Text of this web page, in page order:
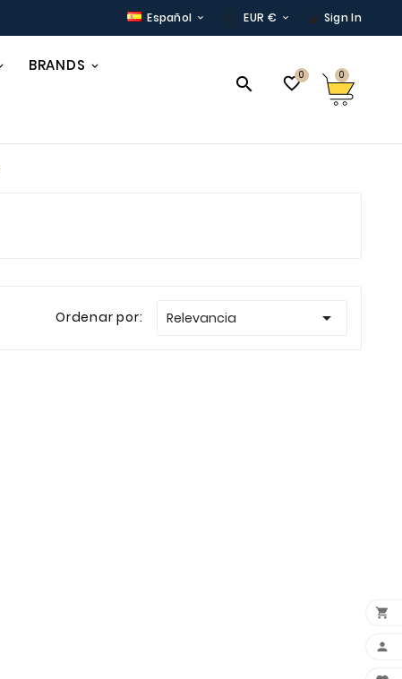
Español  EUR €   Sign In
BRANDS
 0 0
Ordenar por: Relevancia 

